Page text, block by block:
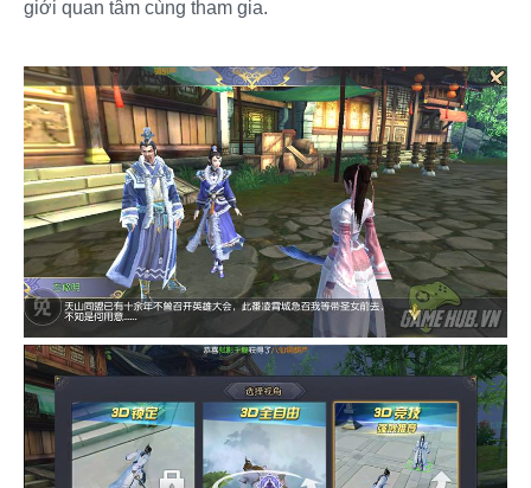
giới quan tâm cùng tham gia.​